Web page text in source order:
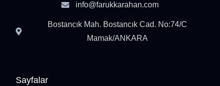
Sayfalar
info@farukkarahan.com
Bostancık Mah. Bostancık Cad. No:74/C
Mamak/ANKARA